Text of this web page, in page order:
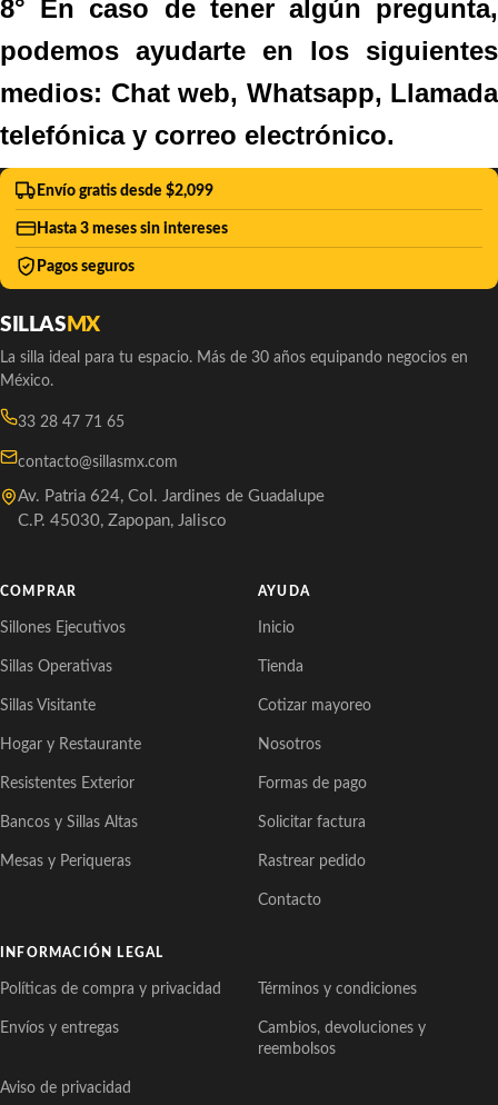
8° En caso de tener algún pregunta,
podemos ayudarte en los siguientes
medios: Chat web, Whatsapp, Llamada
telefónica y correo electrónico.
Envío gratis desde $2,099
Hasta 3 meses sin intereses
Pagos seguros
SILLAS MX
La silla ideal para tu espacio. Más de 30 años equipando negocios en
México.
33 28 47 71 65
contacto@sillasmx.com
Av. Patria 624, Col. Jardines de Guadalupe
C.P. 45030, Zapopan, Jalisco
COMPRAR
Sillones Ejecutivos
Sillas Operativas
Sillas Visitante
Hogar y Restaurante
Resistentes Exterior
Bancos y Sillas Altas
Mesas y Periqueras
AYUDA
Inicio
Tienda
Cotizar mayoreo
Nosotros
Formas de pago
Solicitar factura
Rastrear pedido
Contacto
INFORMACIÓN LEGAL
Políticas de compra y privacidad Términos y condiciones
Envíos y entregas
Cambios, devoluciones y
reembolsos
Aviso de privacidad